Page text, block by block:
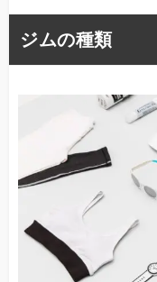
ジムの種類